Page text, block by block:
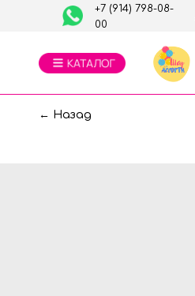
+7 (914) 798-08-
00
← Назад